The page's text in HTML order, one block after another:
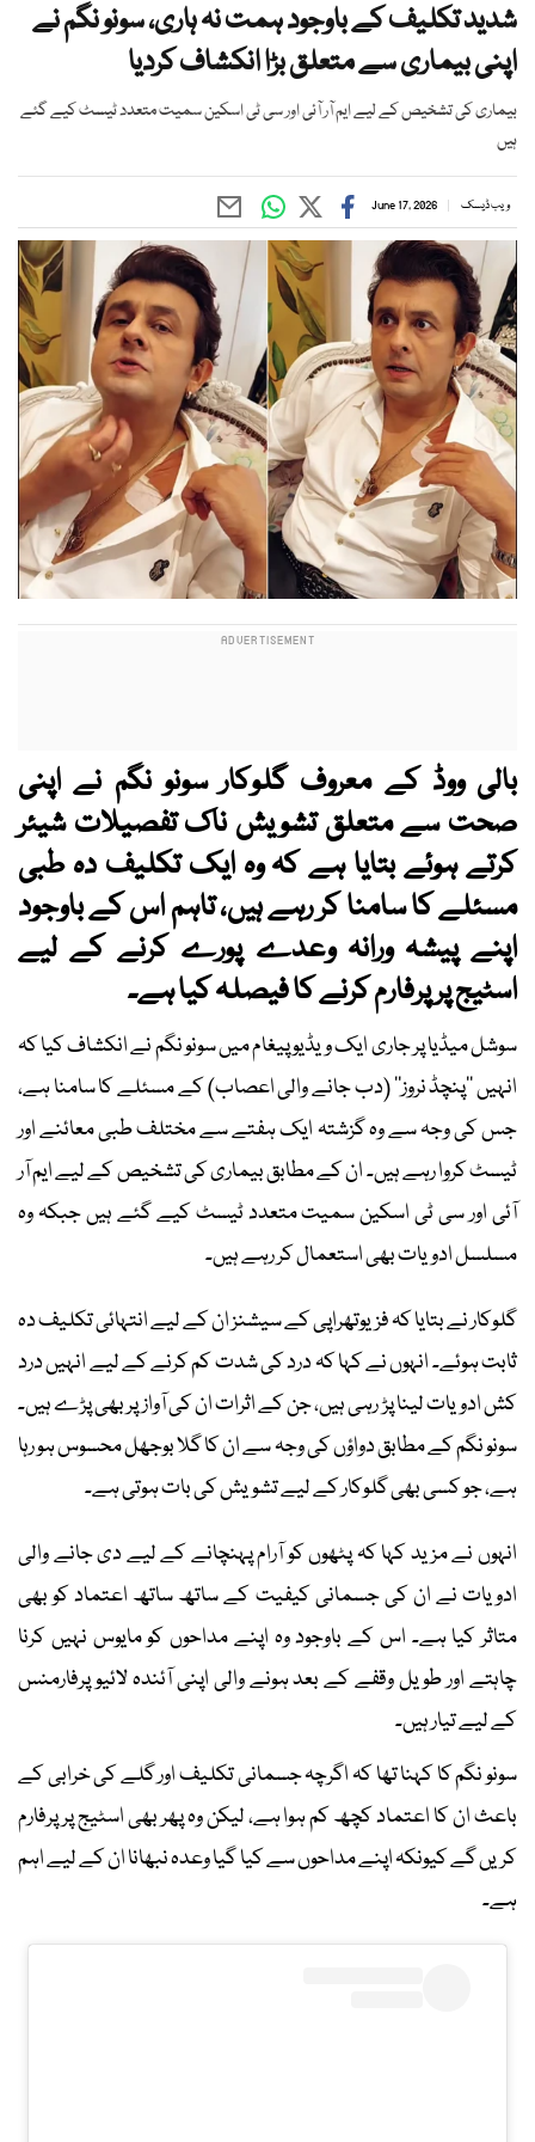
شدید تکلیف کے باوجود ہمت نہ ہاری، سونو نگم نے
اپنی بیماری سے متعلق بڑا انکشاف کردیا
بیماری کی تشخیص کے لیے ایم آر آئی اور سی ٹی اسکین سمیت متعدد ٹیسٹ کیے گئے
ہیں
ویب ڈیسک June 17, 2026
بالی ووڈ کے معروف گلوکار سونو نگم نے اپنی
صحت سے متعلق تشویش ناک تفصیلات شیئر
کرتے ہوئے بتایا ہے کہ وہ ایک تکلیف دہ طبی
مسئلے کا سامنا کر رہے ہیں، تاہم اس کے باوجود
اپنے پیشہ ورانہ وعدے پورے کرنے کے لیے
اسٹیج پر پرفارم کرنے کا فیصلہ کیا ہے۔
سوشل میڈیا پر جاری ایک ویڈیو پیغام میں سونو نگم نے انکشاف کیا کہ
انہیں ’’پنچڈ نروز‘‘ (دب جانے والی اعصاب) کے مسئلے کا سامنا ہے،
جس کی وجہ سے وہ گزشتہ ایک ہفتے سے مختلف طبی معائنے اور
ٹیسٹ کروا رہے ہیں۔ ان کے مطابق بیماری کی تشخیص کے لیے ایم آر
آئی اور سی ٹی اسکین سمیت متعدد ٹیسٹ کیے گئے ہیں جبکہ وہ
مسلسل ادویات بھی استعمال کر رہے ہیں۔
گلوکار نے بتایا کہ فزیوتھراپی کے سیشنز ان کے لیے انتہائی تکلیف دہ
ثابت ہوئے۔ انہوں نے کہا کہ درد کی شدت کم کرنے کے لیے انہیں درد
کش ادویات لینا پڑ رہی ہیں، جن کے اثرات ان کی آواز پر بھی پڑے ہیں۔
سونو نگم کے مطابق دواؤں کی وجہ سے ان کا گلا بوجھل محسوس ہو رہا
ہے، جو کسی بھی گلوکار کے لیے تشویش کی بات ہوتی ہے۔
انہوں نے مزید کہا کہ پٹھوں کو آرام پہنچانے کے لیے دی جانے والی
ادویات نے ان کی جسمانی کیفیت کے ساتھ ساتھ اعتماد کو بھی
متاثر کیا ہے۔ اس کے باوجود وہ اپنے مداحوں کو مایوس نہیں کرنا
چاہتے اور طویل وقفے کے بعد ہونے والی اپنی آئندہ لائیو پرفارمنس
کے لیے تیار ہیں۔
سونو نگم کا کہنا تھا کہ اگرچہ جسمانی تکلیف اور گلے کی خرابی کے
باعث ان کا اعتماد کچھ کم ہوا ہے، لیکن وہ پھر بھی اسٹیج پر پرفارم
کریں گے کیونکہ اپنے مداحوں سے کیا گیا وعدہ نبھانا ان کے لیے اہم
ہے۔